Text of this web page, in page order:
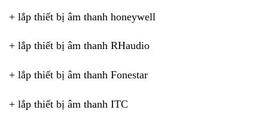
+ lắp thiết bị âm thanh honeywell
+ lắp thiết bị âm thanh RHaudio
+ lắp thiết bị âm thanh Fonestar
+ lắp thiết bị âm thanh ITC